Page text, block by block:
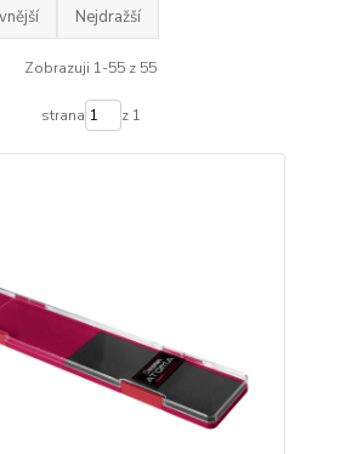
Nejdražší
Zobrazuji 1-55 z 55
strana z 1